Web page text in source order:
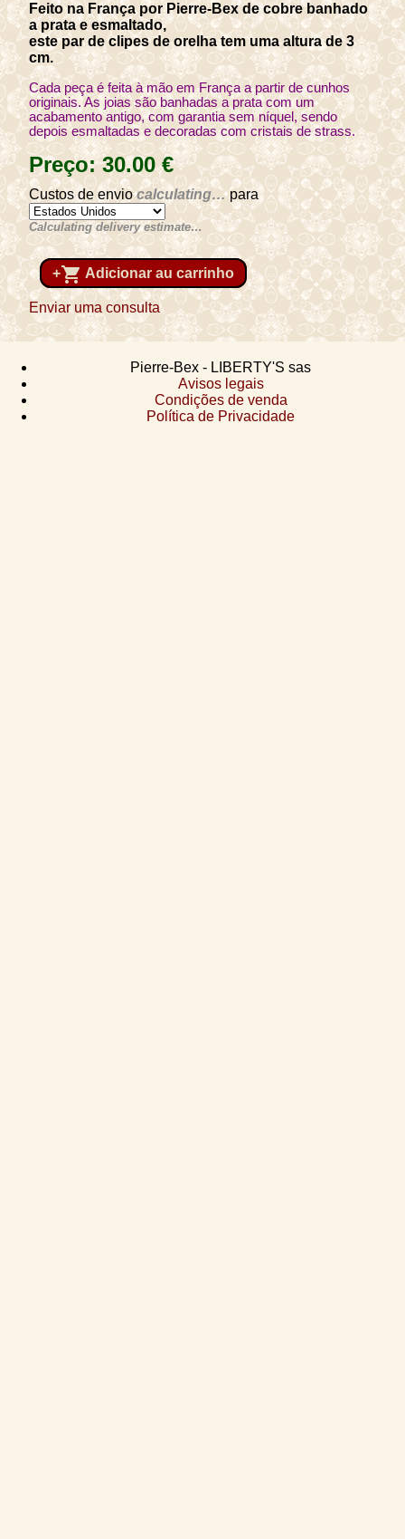
Feito na França por Pierre-Bex de cobre banhado
a prata e esmaltado,
este par de clipes de orelha tem uma altura de 3
cm.
Cada peça é feita à mão em França a partir de cunhos
originais. As joias são banhadas a prata com um
acabamento antigo, com garantia sem níquel, sendo
depois esmaltadas e decoradas com cristais de strass.
Preço:30.00€
Custos de enviocalculating…para
Calculating delivery estimate…
+shopping_cart Adicionar au carrinho
Enviar uma consulta
Pierre-Bex - LIBERTY'S sas
Avisos legais
Condições de venda
Política de Privacidade